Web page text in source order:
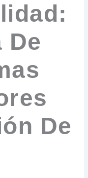
De
De